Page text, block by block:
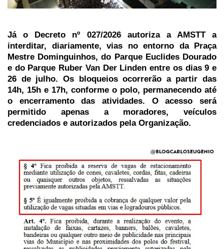
Já o Decreto nº 027/2026 autoriza a AMSTT a
interditar, diariamente, vias no entorno da Praça
Mestre Dominguinhos, do Parque Euclides Dourado
e do Parque Ruber Van Der Linden entre os dias 9 e
26 de julho. Os bloqueios ocorrerão a partir das
14h, 15h e 17h, conforme o polo, permanecendo até
o encerramento das atividades. O acesso será
permitido apenas a moradores, veículos
credenciados e autorizados pela Organização.